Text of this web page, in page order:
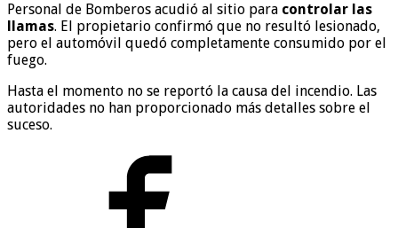
Personal de Bomberos acudió al sitio para controlar las
llamas. El propietario confirmó que no resultó lesionado,
pero el automóvil quedó completamente consumido por el
fuego.
Hasta el momento no se reportó la causa del incendio. Las
autoridades no han proporcionado más detalles sobre el
suceso.